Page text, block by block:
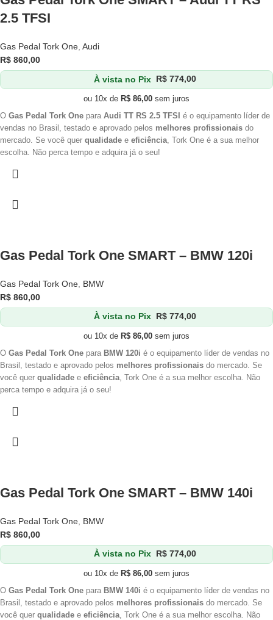
2.5 TFSI
Gas Pedal Tork One, Audi
R$ 860,00
À vista no Pix R$ 774,00
ou 10x de R$ 86,00 sem juros
O Gas Pedal Tork One para Audi TT RS 2.5 TFSI
é o equipamento líder de
vendas no Brasil, testado e aprovado pelos melhores profissionais do
mercado. Se você quer qualidade e eficiência, Tork One é a sua melhor
escolha. Não perca tempo e adquira já o seu!
Gas Pedal Tork One SMART – BMW 120i
Gas Pedal Tork One BMW
R$ 860,00
À vista no Pix R$ 774,00
ou 10x de R$ 86,00 sem juros
O Gas Pedal Tork One para BMW 120i é o equipamento líder de vendas no
Brasil, testado e aprovado pelos melhores profissionais do mercado. Se
você quer qualidade e eficiência, Tork One é a sua melhor escolha. Não
perca tempo e adquira já o seu!
Gas Pedal Tork One SMART – BMW 140i
Gas Pedal Tork One BMW
R$ 860,00
À vista no Pix R$ 774,00
ou 10x de R$ 86,00 sem juros
O Gas Pedal Tork One para BMW 140i é o equipamento líder de vendas no
Brasil, testado e aprovado pelos melhores profissionais do mercado. Se
você quer qualidade e eficiência , Tork One é a sua melhor escolha. Não